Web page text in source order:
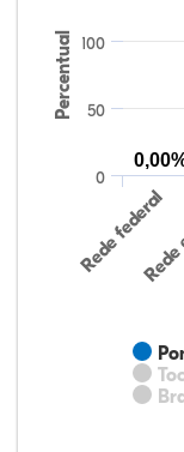
Percentual
Rede federal
0
50
100